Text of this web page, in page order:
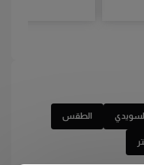
الطقس